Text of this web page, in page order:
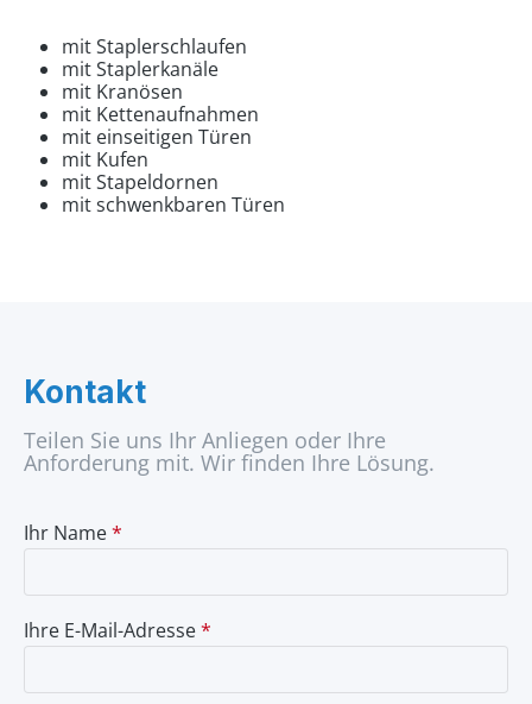
mit Staplerschlaufen
mit Staplerkanäle
mit Kranösen
mit Kettenaufnahmen
mit einseitigen Türen
mit Kufen
mit Stapeldornen
mit schwenkbaren Türen
Kontakt
Teilen Sie uns Ihr Anliegen oder Ihre
Anforderung mit. Wir finden Ihre Lösung.
Ihr Name*
Ihre E-Mail-Adresse*